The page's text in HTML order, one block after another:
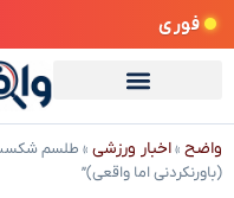
فوری
واضح »اخبار ورزشی » طلسم شکست!
(باورنکردنی اما واقعی)”